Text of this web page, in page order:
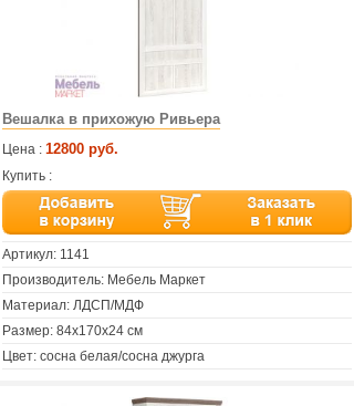
Вешалка в прихожую Ривьера
Цена : 12800 руб.
Купить :
Артикул: 1141
Производитель: Мебель Маркет
Материал: ЛДСП/МДФ
Размер: 84х170х24 см
Цвет: сосна белая/сосна джурга